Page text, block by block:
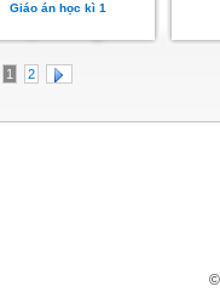
Giáo án học kì 1
1 2